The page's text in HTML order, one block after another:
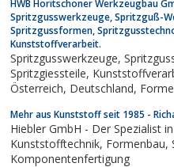
HWB Horitschoner Werkzeugbau
Spritzgusswerkzeuge, Spritzguß-
Spritzgussformen,
Kunststoffverarbeit.
Spritzgusswerkzeuge, Spritzgussformen, Spritzgießwerkzeuge,
Spritzgiessteile, Kunststoffverarbeitung, Spritzgießwerkzeug,
Österreich, Deutschland, Formenbau, Kunststoffspritzgußteile,
Kunststoffformteile, Kunststoffspritzteile,
Kunststoffspritzgussteile,...
Mehr aus Kunststoff seit 1985 -
Hiebler GmbH - Der Spezialist
Kunststofftechnik, Formenbau, Spritzguss und
Komponentenfertigung